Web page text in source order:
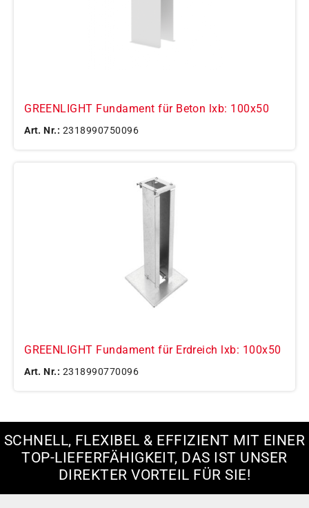
GREENLIGHT Fundament für Beton lxb: 100x50
Art. Nr.: 2318990750096
GREENLIGHT Fundament für Erdreich lxb: 100x50
Art. Nr.: 2318990770096
SCHNELL, FLEXIBEL & EFFIZIENT MIT EINER
TOP-LIEFERFÄHIGKEIT, DAS IST UNSER
DIREKTER VORTEIL FÜR SIE!